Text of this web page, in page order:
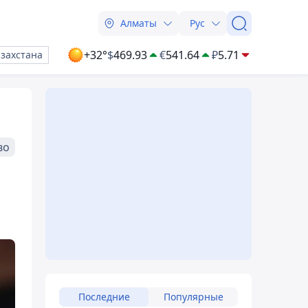
Алматы Рус
+32°$469.93 €541.64 ₽5.71
Последние Популярные